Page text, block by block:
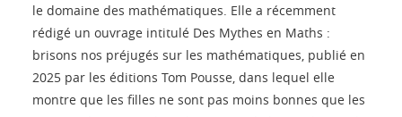
le domaine des mathématiques. Elle a récemment
rédigé un ouvrage intitulé Des Mythes en Maths :
brisons nos préjugés sur les mathématiques, publié en
2025 par les éditions Tom Pousse, dans lequel elle
montre que les filles ne sont pas moins bonnes que les